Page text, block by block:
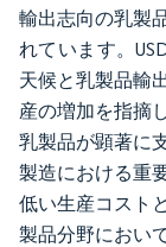
輸出志向の乳製
れています。
天候と乳製品輸
産の増加を指摘
乳製品が顕著に
製造における重
低い生産コスト
製品分野におい